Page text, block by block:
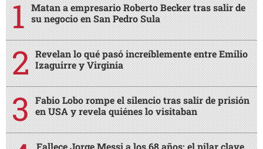
Matan a empresario Roberto Becker tras salir de
su negocio en San Pedro Sula
Revelan lo qué pasó increíblemente entre Emilio
Izaguirre y Virginia
Fabio Lobo rompe el silencio tras salir de prisión
en USA y revela quiénes lo visitaban
Fallece Jorge Messi a los 68 años: el pilar clave